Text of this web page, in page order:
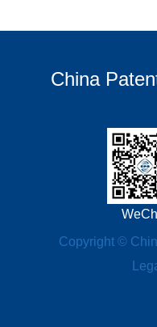
China
Copyright ©